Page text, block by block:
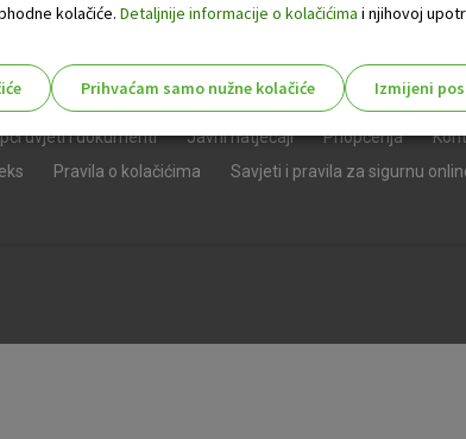
uvjeti i dokumenti Javni natječaji Priopćenja
Pravila o kolačićima
Savjeti i pravila za sigurnu
kolačiće. Detaljnije informacije o kolačićima i njihovoj
Prihvaćam samo nužne kolačiće
Izmijeni